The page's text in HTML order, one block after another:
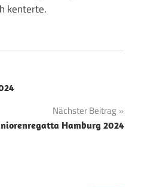
kenterte.
Nächster Beitrag
Hamburg 2024